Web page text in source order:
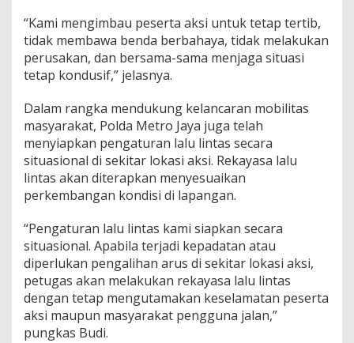
“Kami mengimbau peserta aksi untuk tetap tertib,
tidak membawa benda berbahaya, tidak melakukan
perusakan, dan bersama-sama menjaga situasi
tetap kondusif,” jelasnya.
Dalam rangka mendukung kelancaran mobilitas
masyarakat, Polda Metro Jaya juga telah
menyiapkan pengaturan lalu lintas secara
situasional di sekitar lokasi aksi. Rekayasa lalu
lintas akan diterapkan menyesuaikan
perkembangan kondisi di lapangan.
“Pengaturan lalu lintas kami siapkan secara
situasional. Apabila terjadi kepadatan atau
diperlukan pengalihan arus di sekitar lokasi aksi,
petugas akan melakukan rekayasa lalu lintas
dengan tetap mengutamakan keselamatan peserta
aksi maupun masyarakat pengguna jalan,”
pungkas Budi.